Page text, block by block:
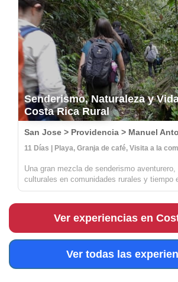
Senderismo, Naturaleza y
Costa Rica Rural
San Jose > Providencia > Manuel
11 Días | Playa, Granja de café, Visita a la
Una gran mezcla de senderismo aventurero,
culturales en comunidades rurales y tiempo
playas más hermosas de Costa Rica.
Ver experiencias en
Ver todas las